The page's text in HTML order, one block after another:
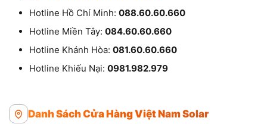
Hotline Hồ Chí Minh: 088.60.60.660
Hotline Miền Tây: 084.60.60.660
Hotline Khánh Hòa: 081.60.60.660
Hotline Khiếu Nại: 0981.982.979
Danh Sách Cửa Hàng Việt Nam Solar